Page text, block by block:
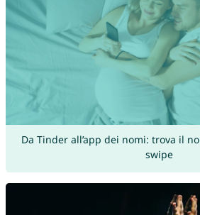
Da Tinder all’app dei nomi: trova il
swipe